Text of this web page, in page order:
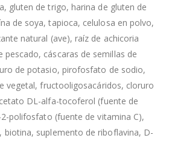
gluten de trigo, harina de gluten de
de soya, tapioca, celulosa en polvo,
natural (ave), raíz de achicoria
pescado, cáscaras de semillas de
de potasio, pirofosfato de sodio,
vegetal, fructooligosacáridos, cloruro
DL-alfa-tocoferol (fuente de
polifosfato (fuente de vitamina C),
biotina, suplemento de riboflavina, D-